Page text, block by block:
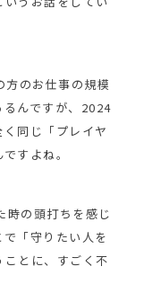
方のお仕事の規模
るんですが、2024
同じ「プレイヤ
すよね。
時の頭打ちを感じ
「守りたい人を
とに、すごく不